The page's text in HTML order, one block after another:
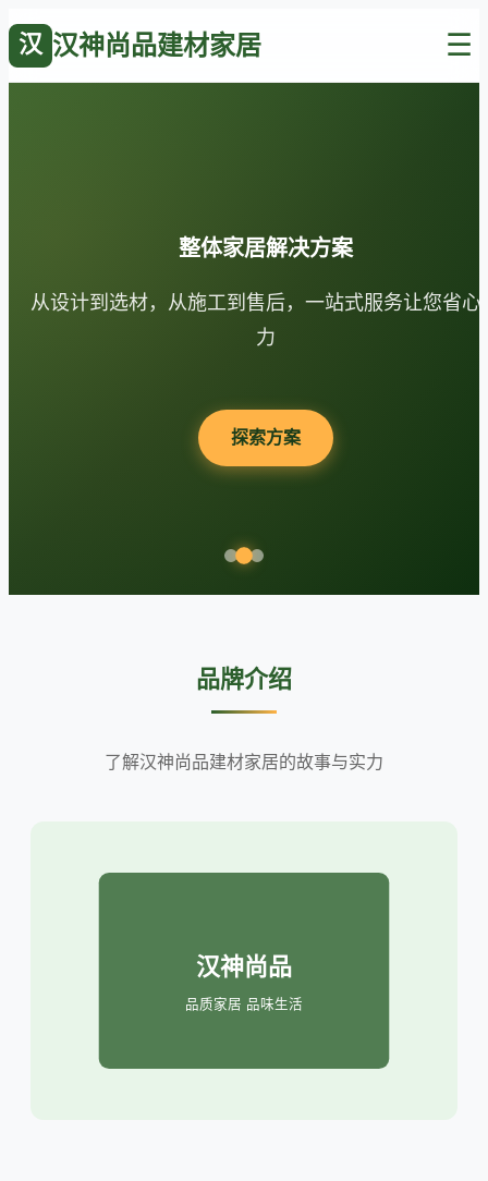
汉 汉神尚品建材家居 ☰
整体家居解决方案
从设计到选材，从施工到售后，一站式服务让您省心
力
探索方案
品牌介绍
了解汉神尚品建材家居的故事与实力
汉神尚品
品质家居 品味生活